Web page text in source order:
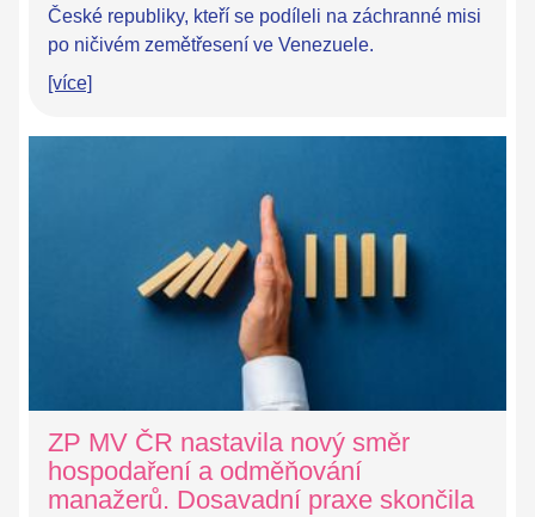
České republiky, kteří se podíleli na záchranné misi
po ničivém zemětřesení ve Venezuele.
[více]
ZP MV ČR nastavila nový směr
hospodaření a odměňování
manažerů. Dosavadní praxe skončila